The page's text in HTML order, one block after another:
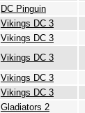
DC Pinguin
Vikings DC 3
Vikings DC 3
Vikings DC 3
Vikings DC 3
Vikings DC 3
Gladiators 2